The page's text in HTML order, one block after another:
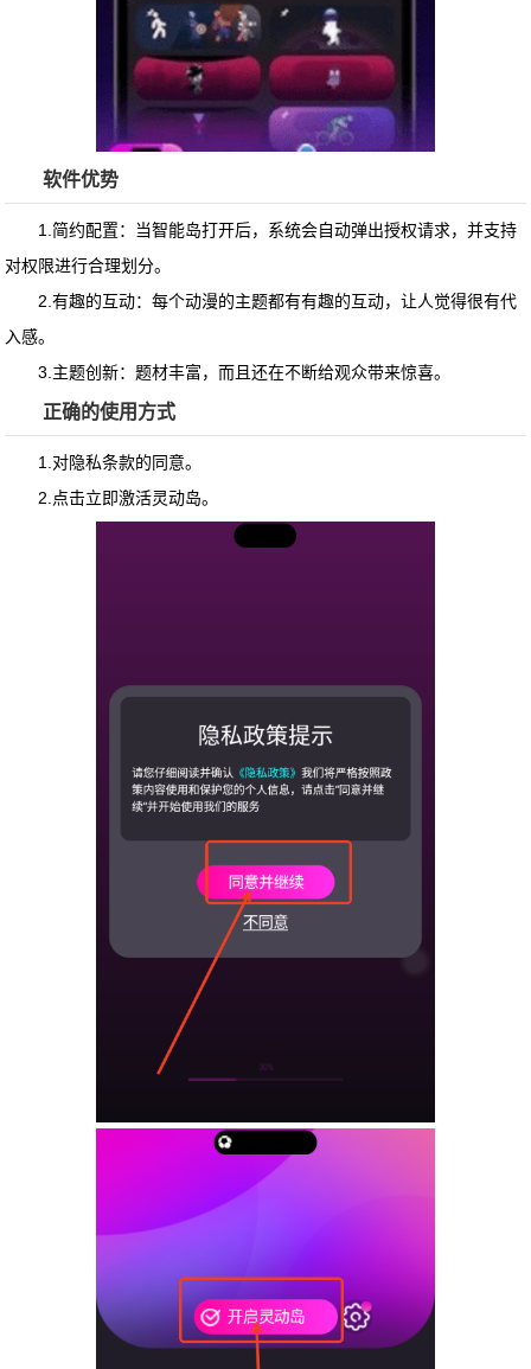
软件优势
1.简约配置：当智能岛打开后，系统会自动弹出授权请求，并支持
对权限进行合理划分。
2.有趣的互动：每个动漫的主题都有有趣的互动，让人觉得很有代
入感。
3.主题创新：题材丰富，而且还在不断给观众带来惊喜。
正确的使用方式
1.对隐私条款的同意。
2.点击立即激活灵动岛。